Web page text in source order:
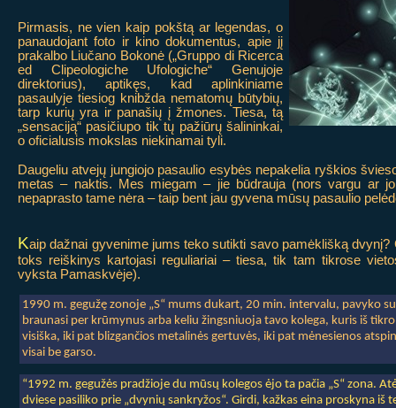
Pirmasis, ne vien kaip pokštą ar legendas, o
panaudojant foto ir kino dokumentus, apie jį
prakalbo Liučano Bokonė („Gruppo di Ricerca
ed Clipeologiche Ufologiche“ Genujoje
direktorius), aptikęs, kad aplinkiniame
pasaulyje tiesiog knibžda nematomų būtybių,
tarp kurių yra ir panašių į žmones. Tiesa, tą
„sensaciją“ pasičiupo tik tų pažiūrų šalininkai,
o oficialusis mokslas niekinamai tyli.
Daugeliu atvejų jungiojo pasaulio esybės nepakelia ryškios
metas – naktis. Mes miegam – jie būdrauja (nors vargu ar
nepaprasto tame nėra – taip bent jau gyvena mūsų pasaulio
Kaip dažnai gyvenime jums teko sutikti savo pamėklišką
toks reiškinys kartojasi reguliariai – tiesa, tik tam tikrose
vyksta Pamaskvėje).
1990 m. gegužę zonoje „S“ mums dukart, 20 min. intervalu, pavyko
braunasi per krūmynus arba keliu žingsniuoja tavo kolega, kuris iš
visiška, iki pat blizgančios metalinės gertuvės, iki pat mėnesienos
visai be garso.
“1992 m. gegužės pradžioje du mūsų kolegos ėjo ta pačia „S“ zona.
dviese pasiliko prie „dvynių sankryžos“. Girdi, kažkas eina proskyna